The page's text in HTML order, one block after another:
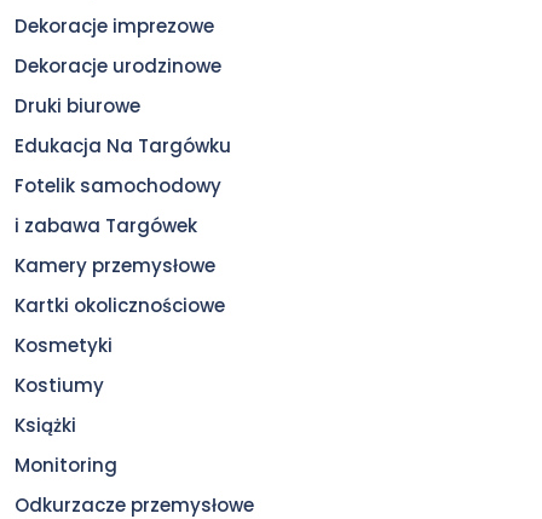
Dekoracje imprezowe
Dekoracje urodzinowe
Druki biurowe
Edukacja Na Targówku
Fotelik samochodowy
i zabawa Targówek
Kamery przemysłowe
Kartki okolicznościowe
Kosmetyki
Kostiumy
Książki
Monitoring
Odkurzacze przemysłowe